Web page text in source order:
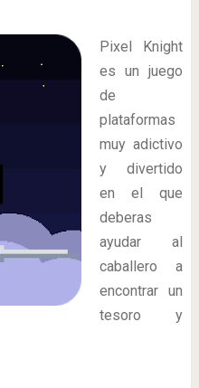
Pixel Knight
es un juego
de
plataformas
muy adictivo
y divertido
en el que
deberas
ayudar al
caballero a
encontrar un
tesoro y